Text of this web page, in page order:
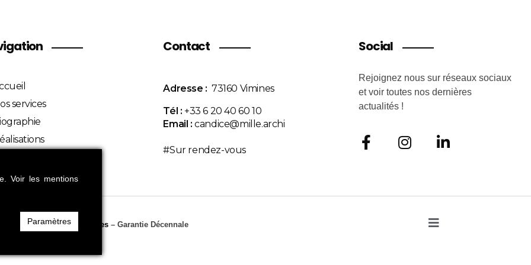
services
Contact
Adresse : 73160 Vimines
Tél : +33 6 20 40 60 10
Email : candice@mille.archi
#Sur rendez-vous
Social
Rejoignez nous sur réseaux sociaux
et voir toutes nos dernières
actualités !
réservés –Mentions légales – Garantie Décennale
Voir les mentions
Paramètres